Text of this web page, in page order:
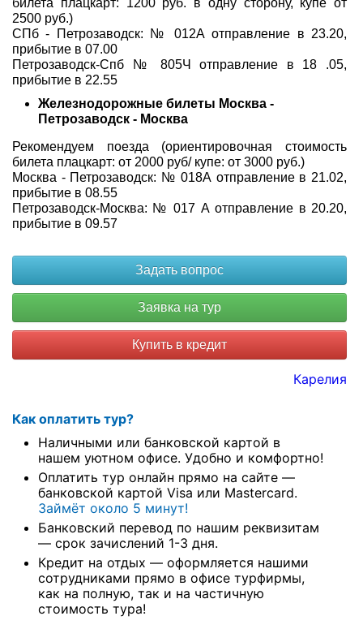
билета плацкарт: 1200 руб. в одну сторону, купе от
2500 руб.)
СПб - Петрозаводск: № 012А отправление в 23.20,
прибытие в 07.00
Петрозаводск-Спб № 805Ч отправление в 18 .05,
прибытие в 22.55
Железнодорожные билеты Москва -
Петрозаводск - Москва
Рекомендуем поезда (ориентировочная стоимость
билета плацкарт: от 2000 руб/ купе: от 3000 руб.)
Москва - Петрозаводск: № 018А отправление в 21.02,
прибытие в 08.55
Петрозаводск-Москва: № 017 А отправление в 20.20,
прибытие в 09.57
Купить в кредит
Карелия
Как оплатить тур?
Наличными или банковской картой в
нашем уютном офисе. Удобно и комфортно!
Оплатить тур онлайн прямо на сайте —
банковской картой Visa или Mastercard.
Займёт около 5 минут!
Банковский перевод по нашим реквизитам
— срок зачислений 1-3 дня.
Кредит на отдых — оформляется нашими
сотрудниками прямо в офисе турфирмы,
как на полную, так и на частичную
стоимость тура!